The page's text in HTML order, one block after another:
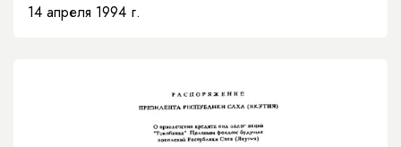
(Якутия)»
14 апреля 1994 г.